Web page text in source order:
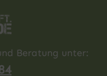
Beratung unter: